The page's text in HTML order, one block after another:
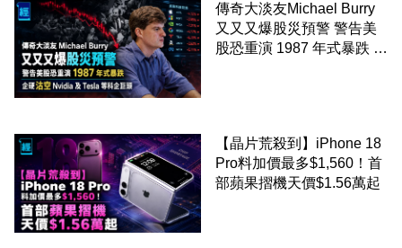
傳奇大淡友Michael Burry
又又又爆股災預警 警告美
股恐重演 1987 年式暴跌 企
【晶片荒殺到】iPhone 18
Pro料加價最多$1,560！首
部蘋果摺機天價$1.56萬起